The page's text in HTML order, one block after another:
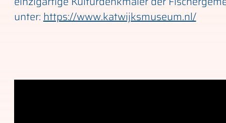
unter:https://www.katwijksmuseum.nl/